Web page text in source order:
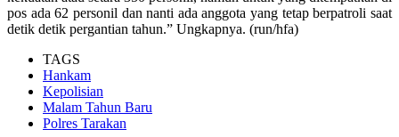
pos ada 62 personil dan nanti ada anggota yang tetap berpatroli saat
detik detik pergantian tahun.” Ungkapnya. (run/hfa)
TAGS
Hankam
Kepolisian
Malam Tahun Baru
Polres Tarakan